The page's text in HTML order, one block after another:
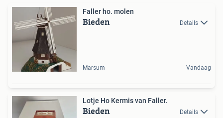
Faller ho. molen
Bieden Details
Marsum Vandaag
Lotje Ho Kermis van Faller.
Bieden Details